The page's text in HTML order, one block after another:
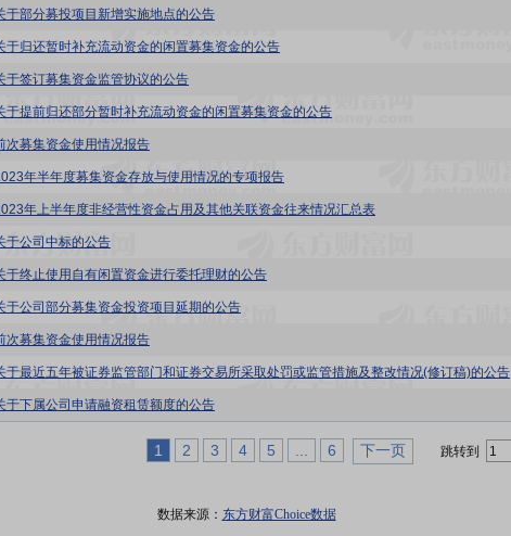
于部分募投项目新增实施地点的公告
于归还暂时补充流动资金的闲置募集资金的公告
于签订募集资金监管协议的公告
于提前归还部分暂时补充流动资金的闲置募集资金的公告
次募集资金使用情况报告
年半年度募集资金存放与使用情况的专项报告
年上半年度非经营性资金占用及其他关联资金往来情况汇总表
于公司中标的公告
于终止使用自有闲置资金进行委托理财的公告
于公司部分募集资金投资项目延期的公告
次募集资金使用情况报告
于最近五年被证券监管部门和证券交易所采取处罚或监管措施及整改情况(修订稿)的公告
于下属公司申请融资租赁额度的公告
1 2 3 4 5 6 下一页 跳转到
数据来源： 东方财富Choice数据